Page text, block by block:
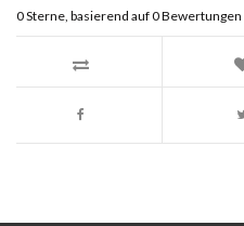
0Sterne, basierend auf0Bewertungen